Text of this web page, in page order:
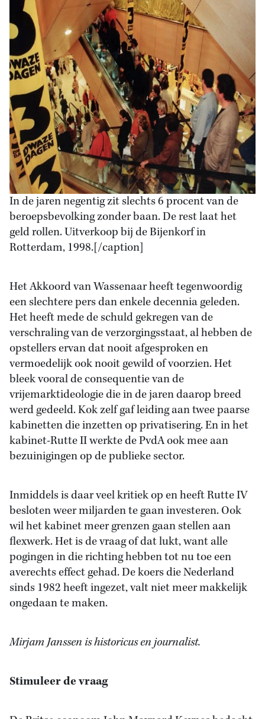
In de jaren negentig zit slechts 6 procent van de
beroepsbevolking zonder baan. De rest laat het
geld rollen. Uitverkoop bij de Bijenkorf in
Rotterdam, 1998.[/caption]
Het Akkoord van Wassenaar heeft tegenwoordig
een slechtere pers dan enkele decennia geleden.
Het heeft mede de schuld gekregen van de
verschraling van de verzorgingsstaat, al hebben de
opstellers ervan dat nooit afgesproken en
vermoedelijk ook nooit gewild of voorzien. Het
bleek vooral de consequentie van de
vrijemarktideologie die in de jaren daarop breed
werd gedeeld. Kok zelf gaf leiding aan twee paarse
kabinetten die inzetten op privatisering. En in het
kabinet-Rutte II werkte de PvdA ook mee aan
bezuinigingen op de publieke sector.
Inmiddels is daar veel kritiek op en heeft Rutte IV
besloten weer miljarden te gaan investeren. Ook
wil het kabinet meer grenzen gaan stellen aan
flexwerk. Het is de vraag of dat lukt, want alle
pogingen in die richting hebben tot nu toe een
averechts effect gehad. De koers die Nederland
sinds 1982 heeft ingezet, valt niet meer makkelijk
ongedaan te maken.
Mirjam Janssen is historicus en journalist.
Stimuleer de vraag